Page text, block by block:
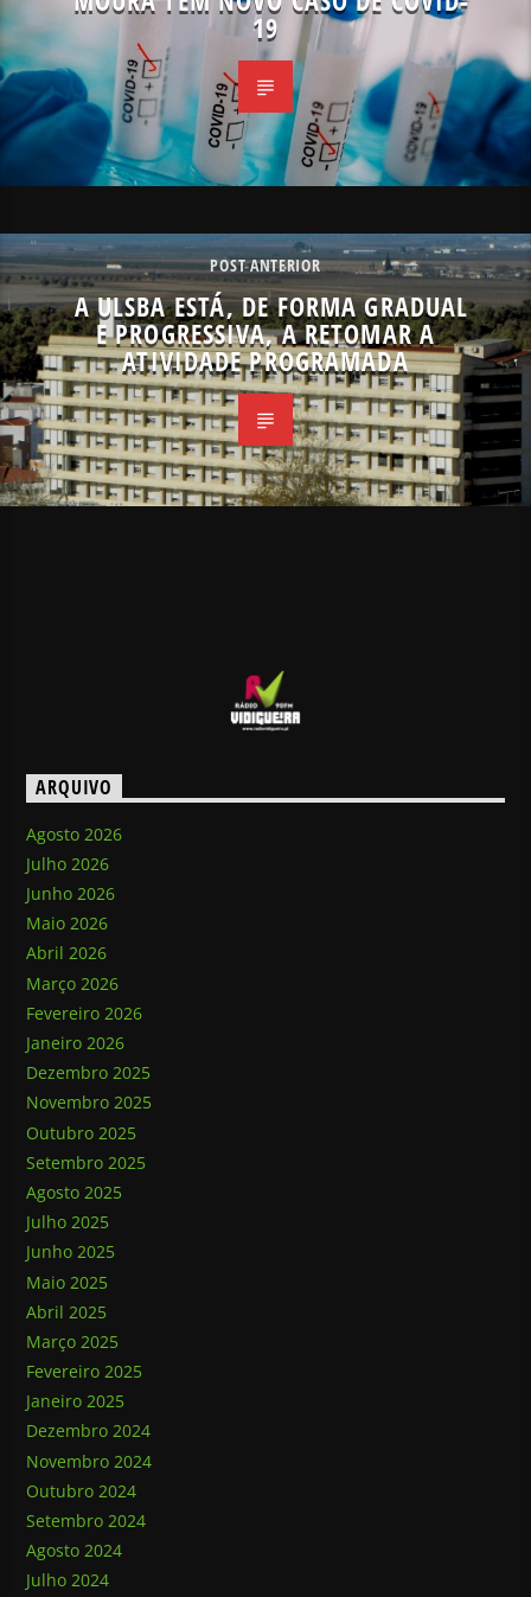
19
POST ANTERIOR
A ULSBA ESTÁ, DE FORMA GRADUAL
E PROGRESSIVA, A RETOMAR A
ATIVIDADE PROGRAMADA
ARQUIVO
Agosto 2026
Julho 2026
Junho 2026
Maio 2026
Abril 2026
Março 2026
Fevereiro 2026
Janeiro 2026
Dezembro 2025
Novembro 2025
Outubro 2025
Setembro 2025
Agosto 2025
Julho 2025
Junho 2025
Maio 2025
Abril 2025
Março 2025
Fevereiro 2025
Janeiro 2025
Dezembro 2024
Novembro 2024
Outubro 2024
Setembro 2024
Agosto 2024
Julho 2024